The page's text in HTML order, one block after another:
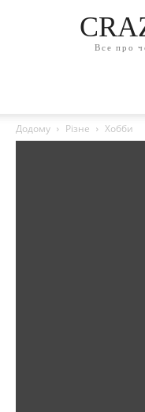
Все про
Додому Різне Хобби